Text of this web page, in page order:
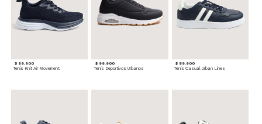
$ 89.900
Tenis Knit Air Movement
$ 99.900
Tenis Deportivos Urbanos
$ 89.900
Tenis Casual Urban Lines